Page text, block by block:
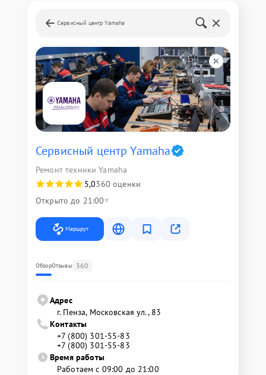
Сервисный центр Yamaha
Сервисный центр Yamaha
Ремонт техники Yamaha
5,0360 оценки
Открыто до 21:00
Маршрут
ОбзорОтзывы 360
Адрес
г. Пенза, Московская ул., 83
Контакты
+7 (800) 301-55-83
+7 (800) 301-55-83
Время работы
Работаем с 09:00 до 21:00